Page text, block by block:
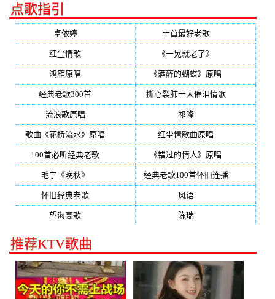
点歌指引
卓依婷(350) 十首最好老歌(300)
红尘情歌 《一晃就老了》
鸿雁原唱 《酒醉的蝴蝶》原唱
经典老歌300首 撕心裂肺十大催泪情歌(195)
流浪歌原唱 祁隆(188)
歌曲《花桥流水》原唱 红尘情歌曲原唱
100首必听经典老歌 《错过的情人》原唱
毛宁《晚秋》 经典老歌100首怀旧连播(134)
怀旧经典老歌 风语(132)
望海高歌 陈瑞(128)
推荐KTV歌曲